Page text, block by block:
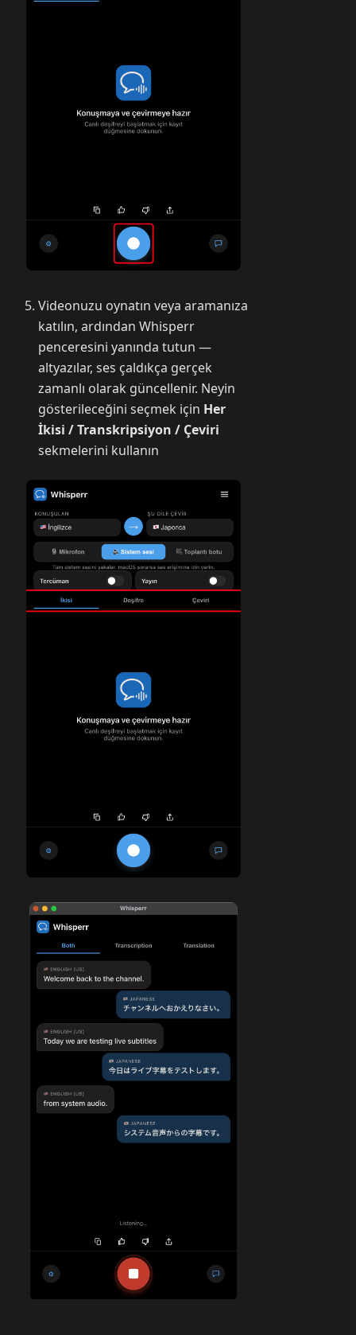
Videonuzu oynatın veya aramanıza
katılın, ardından Whisperr
penceresini yanında tutun —
altyazılar, ses çaldıkça gerçek
zamanlı olarak güncellenir. Neyin
gösterileceğini seçmek için Her
İkisi / Transkripsiyon / Çeviri
sekmelerini kullanın